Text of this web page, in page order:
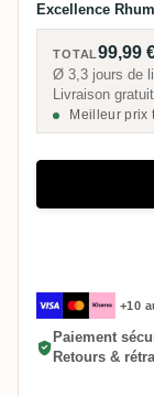
Excellence Rhum
TOTAL99,99
Ø 3,3 jours de
Livraison
Meilleur prix
+10
Paiement
Retours &